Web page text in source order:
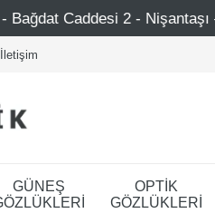
– Etiler – Ataşehir
İletişim
GÜNEŞ
OPTİK
GÖZLÜKLERİ